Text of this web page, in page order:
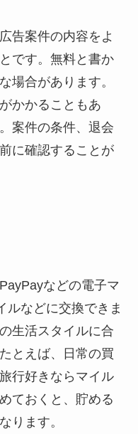
告案件の内容をよ
です。無料と書か
場合があります。
かかることもあ
案件の条件、退会
に確認することが
などの電子マ
ルなどに交換できま
生活スタイルに合
とえば、日常の買
行好きならマイル
ておくと、貯める
ります。